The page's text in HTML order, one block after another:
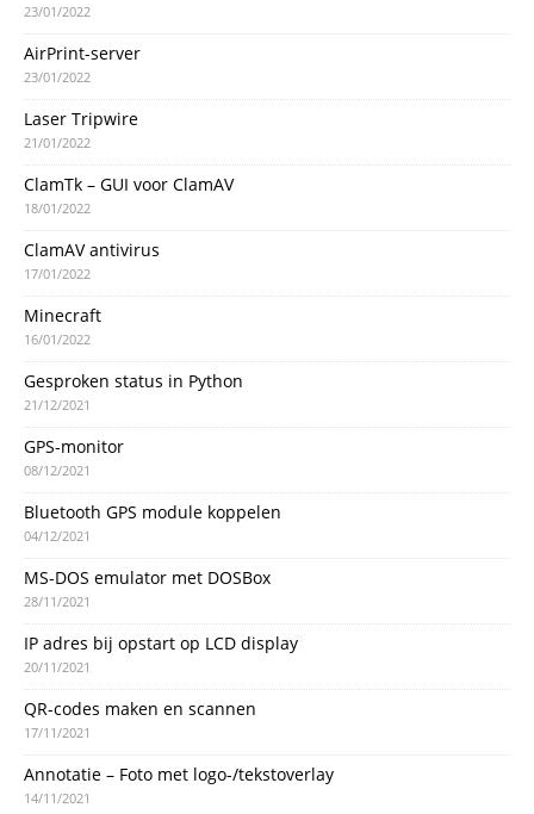
23/01/2022
AirPrint-server
23/01/2022
Laser Tripwire
21/01/2022
ClamTk – GUI voor ClamAV
18/01/2022
ClamAV antivirus
17/01/2022
Minecraft
16/01/2022
Gesproken status in Python
21/12/2021
GPS-monitor
08/12/2021
Bluetooth GPS module koppelen
04/12/2021
MS-DOS emulator met DOSBox
28/11/2021
IP adres bij opstart op LCD display
20/11/2021
QR-codes maken en scannen
17/11/2021
Annotatie – Foto met logo-/tekstoverlay
14/11/2021